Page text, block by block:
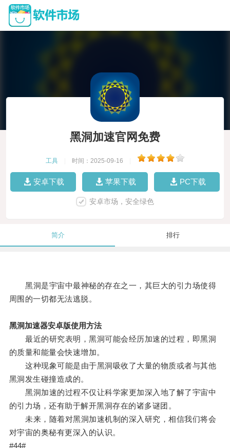
黑洞加速官网免费
工具 时间：2025-09-16
安卓下载 苹果下载 PC下载
安卓市场，安全绿色
简介 排行
黑洞是宇宙中最神秘的存在之一，其巨大的引力场使得
周围的一切都无法逃脱。
黑洞加速器安卓版使用方法
最近的研究表明，黑洞可能会经历加速的过程，即黑洞
的质量和能量会快速增加。
这种现象可能是由于黑洞吸收了大量的物质或者与其他
黑洞发生碰撞造成的。
黑洞加速的过程不仅让科学家更加深入地了解了宇宙中
的引力场，还有助于解开黑洞存在的诸多谜团。
未来，随着对黑洞加速机制的深入研究，相信我们将会
对宇宙的奥秘有更深入的认识。
#44#